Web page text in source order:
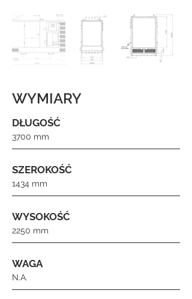
WYMIARY
DŁUGOŚĆ
3700 mm
SZEROKOŚĆ
1434 mm
WYSOKOŚĆ
2250 mm
WAGA
N.A.